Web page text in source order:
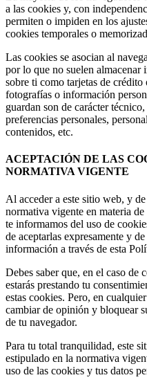
a las cookies y, con
permiten o impiden en los
cookies temporales o
Las cookies se asocian al
por lo que no suelen almacenar
sobre ti como tarjetas de crédito
fotografías o información
guardan son de carácter
preferencias personales,
contenidos, etc.
ACEPTACIÓN DE LAS
NORMATIVA VIGENTE
Al acceder a este sitio web, y
normativa vigente en materia
te informamos del uso de
de aceptarlas expresamente y
información a través de esta
Debes saber que, en el caso de
estarás prestando tu
estas cookies. Pero, en
cambiar de opinión y bloquear
de tu navegador.
Para tu total tranquilidad, este
estipulado en la normativa
uso de las cookies y tus datos